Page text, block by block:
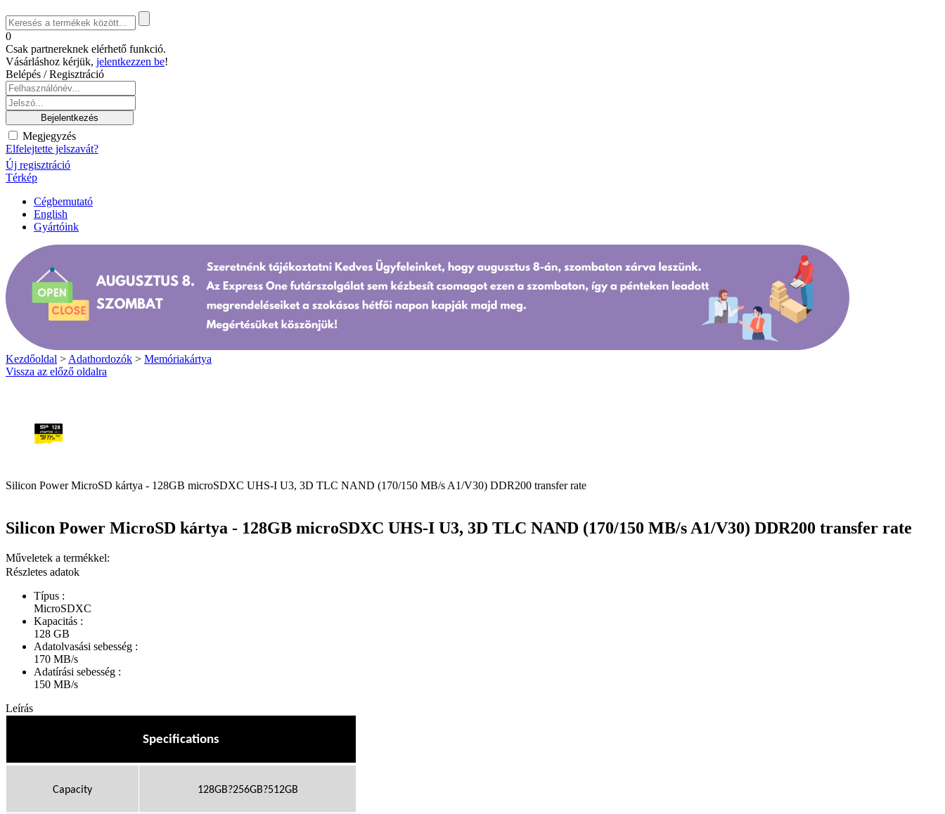
0
Csak partnereknek elérhető funkció.
Vásárláshoz kérjük, jelentkezzen be!
Belépés / Regisztráció
Megjegyzés
Elfelejtette jelszavát?
Új regisztráció
Térkép
Cégbemutató
English
Gyártóink
Kezdőoldal > Adathordozók > Memóriakártya
Vissza az előző oldalra
Silicon Power MicroSD kártya - 128GB microSDXC UHS-I U3, 3D TLC NAND (170/150 MB/s A1/V30) DDR200 transfer rate
Silicon Power MicroSD kártya - 128GB microSDXC UHS-I U3, 3D TLC NAND (170/150 MB/s A1/V30) DDR200 transfer rate
Műveletek a termékkel:
Részletes adatok
Típus :
MicroSDXC
Kapacitás :
128 GB
Adatolvasási sebesség :
170 MB/s
Adatírási sebesség :
150 MB/s
Leírás
Specifications
Capacity 128GB?256GB?512GB